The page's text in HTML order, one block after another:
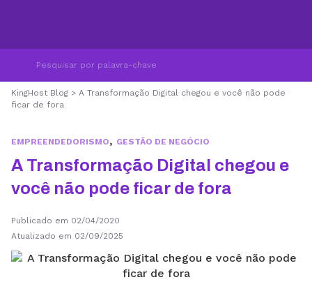
KingHost Blog > A Transformação Digital chegou e você não pode
ficar de fora
EMPREENDEDORISMO, GESTÃO DE NEGÓCIO
A Transformação Digital chegou e
você não pode ficar de fora
Publicado em 02/04/2020
Atualizado em 02/09/2025